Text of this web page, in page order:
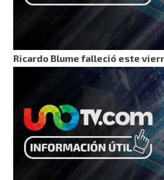
Ricardo Blume falleció este